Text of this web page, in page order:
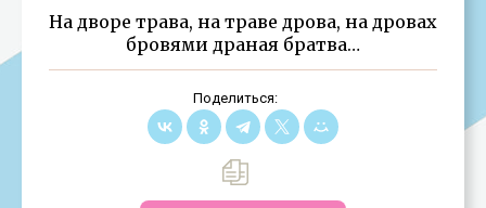
На дворе трава, на траве дрова, на дровах
бровями драная братва…
Поделиться: